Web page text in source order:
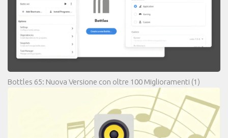
Bottles 65: Nuova Versione con oltre 100 Miglioramenti (1)